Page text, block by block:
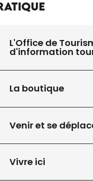
L'Office de
d'information
La boutique
Venir et se
Vivre ici
50
?
!